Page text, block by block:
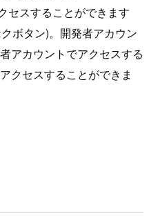
セスすることができます
ボタン)。開発者アカウン
アカウントでアクセスする
クセスすることができま